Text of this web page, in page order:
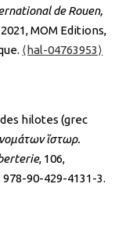
de Rouen,
MOM Editions,
⟨hal-04763953⟩
hilotes (grec
Ὀνομάτων ἵστωρ.
, 106,
90-429-4131-3.